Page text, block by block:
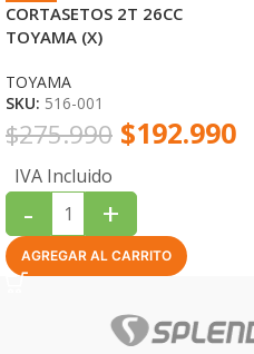
CORTASETOS 2T 26CC
TOYAMA (X)
TOYAMA
SKU: 516-001
$275.990 $192.990
IVA Incluido
- +
AGREGAR AL CARRITO